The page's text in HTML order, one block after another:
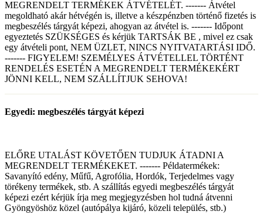
MEGRENDELT TERMÉKEK ÁTVÉTELÉT. ------- Átvétel
megoldható akár hétvégén is, illetve a készpénzben történő fizetés is
megbeszélés tárgyát képezi, ahogyan az átvétel is. ------- Időpont
egyeztetés SZÜKSÉGES és kérjük TARTSÁK BE , mivel ez csak
egy átvételi pont, NEM ÜZLET, NINCS NYITVATARTÁSI IDŐ.
------- FIGYELEM! SZEMÉLYES ÁTVÉTELLEL TÖRTÉNT
RENDELÉS ESETÉN A MEGRENDELT TERMÉKEKÉRT
JÖNNI KELL, NEM SZÁLLÍTJUK SEHOVA!
Egyedi: megbeszélés tárgyát képezi
ELŐRE UTALÁST KÖVETŐEN TUDJUK ÁTADNI A
MEGRENDELT TERMÉKEKET. ------- Példatermékek:
Savanyító edény, Műfű, Agrofólia, Hordók, Terjedelmes vagy
törékeny termékek, stb. A szállítás egyedi megbeszélés tárgyát
képezi ezért kérjük írja meg megjegyzésben hol tudná átvenni
Gyöngyöshöz közel (autópálya kijáró, közeli település, stb.)